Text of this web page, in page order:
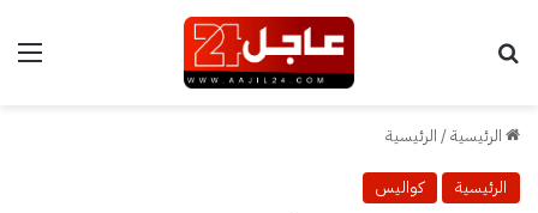
الرئيسية/ الرئيسية
الرئيسية كواليس